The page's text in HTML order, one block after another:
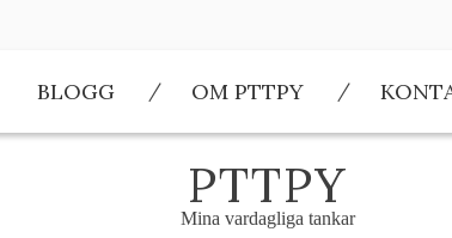
BLOGG OM PTTPY
PTTPY
Mina vardagliga tankar